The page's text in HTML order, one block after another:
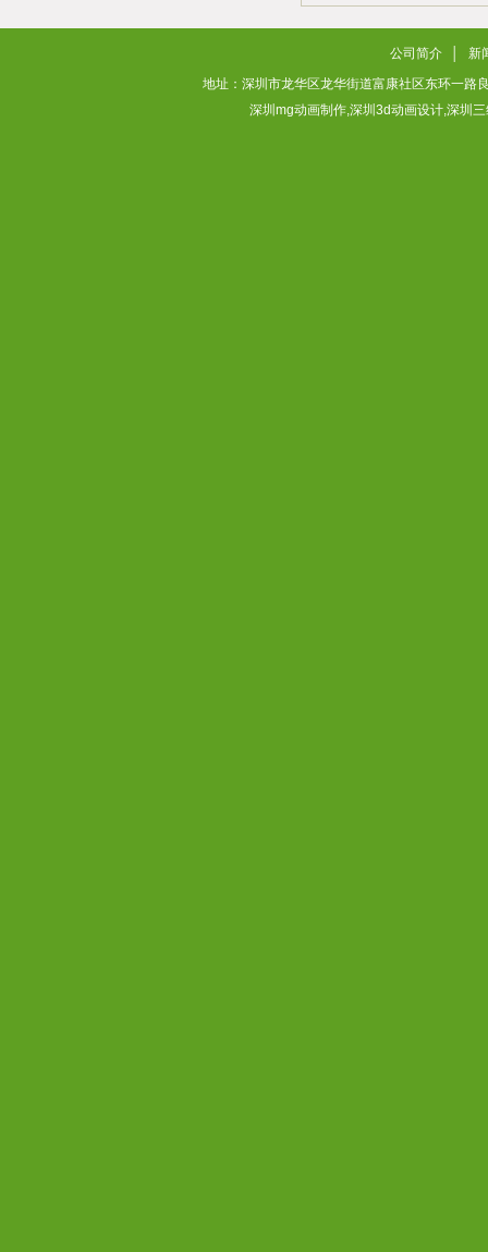
2026/03/04
公司简介
新
地址：深圳市龙华区龙华街道富康社区东环一
深圳mg动画制作,深圳3d动画设计,深圳